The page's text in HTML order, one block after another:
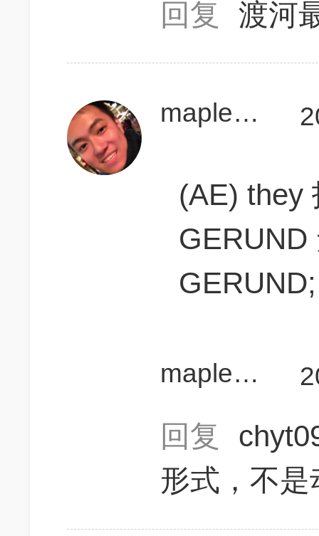
回复 渡河
maplesida
(AE) they
GERUND
GERUND;
maplesida
回复
形式，不